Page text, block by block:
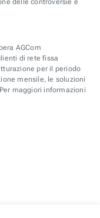
delle controversie è
AGCom
di rete fissa
per il periodo
mensile, le soluzioni
maggiori informazioni